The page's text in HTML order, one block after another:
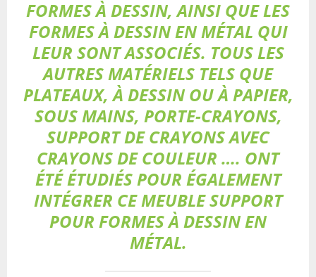
FORMES À DESSIN, AINSI QUE LES
FORMES À DESSIN EN MÉTAL QUI
LEUR SONT ASSOCIÉS. TOUS LES
AUTRES MATÉRIELS TELS QUE
PLATEAUX, À DESSIN OU À PAPIER,
SOUS MAINS, PORTE-CRAYONS,
SUPPORT DE CRAYONS AVEC
CRAYONS DE COULEUR …. ONT
ÉTÉ ÉTUDIÉS POUR ÉGALEMENT
INTÉGRER CE MEUBLE SUPPORT
POUR FORMES À DESSIN EN
MÉTAL.